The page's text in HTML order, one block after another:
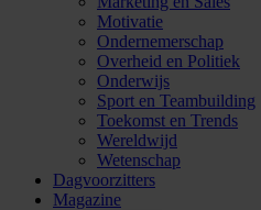
Motivatie
Ondernemerschap
Overheid en Politiek
Onderwijs
Sport en Teambuilding
Toekomst en Trends
Wereldwijd
Wetenschap
Dagvoorzitters
Magazine